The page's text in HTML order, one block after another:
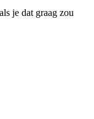
je dat graag zou